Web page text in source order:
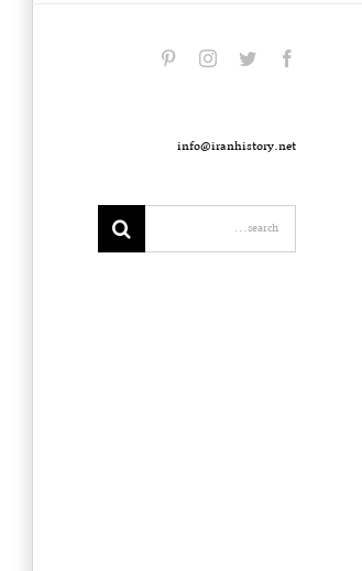
facebook
twitter
instagram
info@iranhistory.net